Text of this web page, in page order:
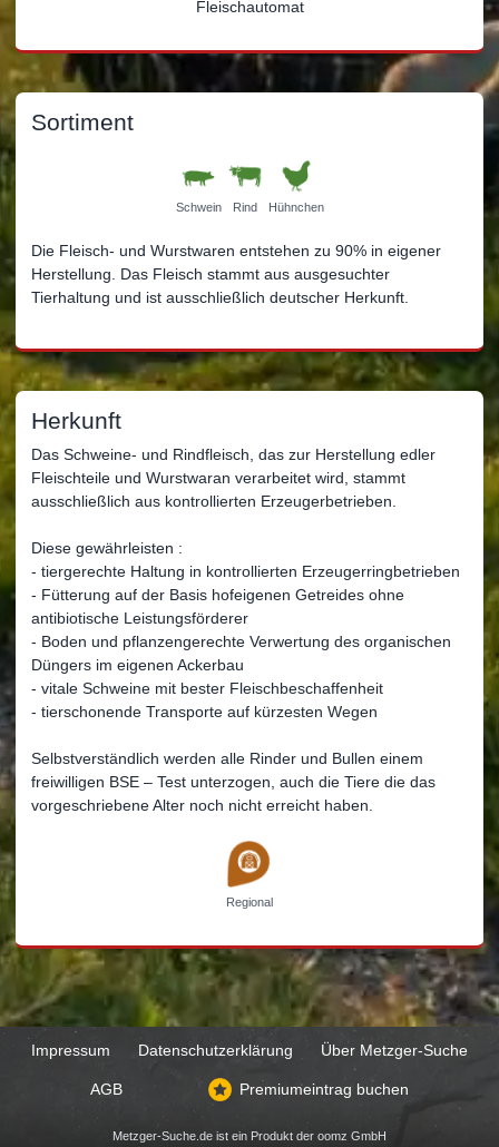
Fleischautomat
Sortiment
Schwein Rind Hühnchen
Die Fleisch- und Wurstwaren entstehen zu 90% in eigener
Herstellung. Das Fleisch stammt aus ausgesuchter
Tierhaltung und ist ausschließlich deutscher Herkunft.
Herkunft
Das Schweine- und Rindfleisch, das zur Herstellung edler
Fleischteile und Wurstwaran verarbeitet wird, stammt
ausschließlich aus kontrollierten Erzeugerbetrieben.
Diese gewährleisten :
- tiergerechte Haltung in kontrollierten Erzeugerringbetrieben
- Fütterung auf der Basis hofeigenen Getreides ohne
antibiotische Leistungsförderer
- Boden und pflanzengerechte Verwertung des organischen
Düngers im eigenen Ackerbau
- vitale Schweine mit bester Fleischbeschaffenheit
- tierschonende Transporte auf kürzesten Wegen
Selbstverständlich werden alle Rinder und Bullen einem
freiwilligen BSE – Test unterzogen, auch die Tiere die das
vorgeschriebene Alter noch nicht erreicht haben.
Regional
Impressum Datenschutzerklärung Über Metzger-Suche
AGB Premiumeintrag buchen
Metzger-Suche.de ist ein Produkt der oomz GmbH